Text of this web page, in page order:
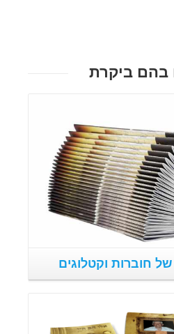
בהם ביקרת
חוברות וקטלוגים
פרטים נוספים